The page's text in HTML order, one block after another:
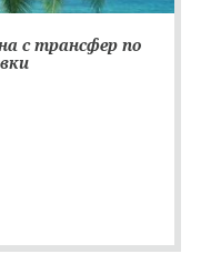
с трансфер по